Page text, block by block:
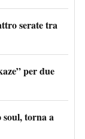
serate tra
per due
soul, torna a